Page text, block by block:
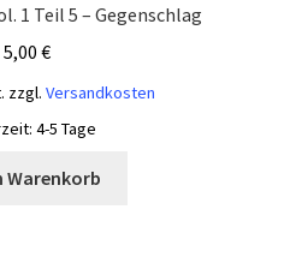
1 Teil 5 – Gegenschlag
5,00 €
zzgl. Versandkosten
4-5 Tage
Warenkorb